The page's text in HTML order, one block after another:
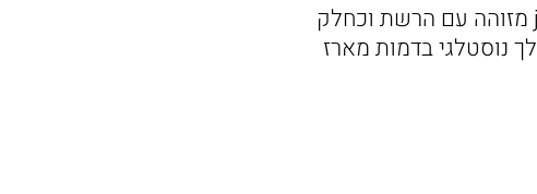
: ״בובת הקנגורו של joy מזוהה עם הרשת וכחלק
נוסטלגי בדמות מארז